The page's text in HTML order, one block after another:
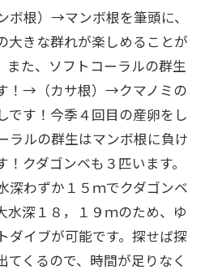
ボ根）→マンボ根を筆頭に、
大きな群れが楽しめることが
また、ソフトコーラルの群生
！→（カサ根）→クマノミの
です！今季４回目の産卵をし
ラルの群生はマンボ根に負け
クダゴンベも３匹います。
わずか１５ｍでクダゴンベ
水深１８，１９ｍのため、ゆ
ダイブが可能です。探せば探
てくるので、時間が足りなく